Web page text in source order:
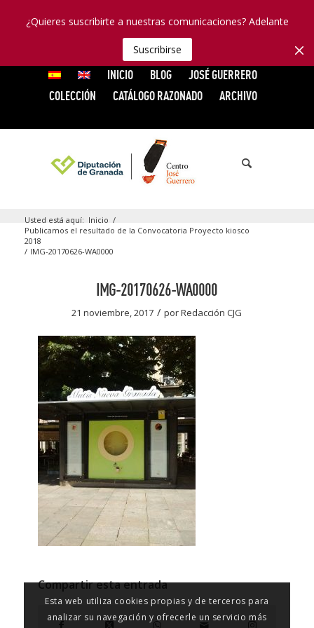
¿Quieres suscribirte a nuestras comunicaciones? Adelante
Suscribirse
INICIO BLOG
JOSÉ GUERRERO
COLECCIÓN
CATÁLOGO RAZONADO ARCHIVO
Usted está aquí: Inicio /
Publicamos el resultado de la Convocatoria Proyecto kiosco
2018
/ IMG-20170626-WA0000
IMG-20170626-WA0000
21 noviembre, 2017 / porRedacción CJG
Compartir esta entrada
Esta web utiliza cookies propias y de terceros para
analizar su navegación y ofrecerle un servicio más